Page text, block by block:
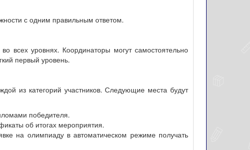
с одним правильным ответом.
всех уровнях. Координаторы могут самостоятельно
первый уровень.
из категорий участников. Следующие места будут
победителя.
об итогах мероприятия.
на олимпиаду в автоматическом режиме получать